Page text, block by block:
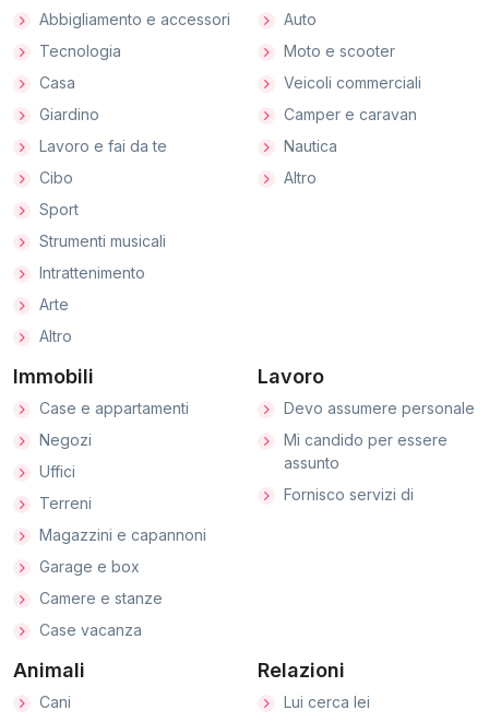
Abbigliamento e accessori
Tecnologia
Casa
Giardino
Lavoro e fai da te
Cibo
Sport
Strumenti musicali
Intrattenimento
Arte
Altro
Auto
Moto e scooter
Veicoli commerciali
Camper e caravan
Nautica
Altro
Immobili
Case e appartamenti
Negozi
Uffici
Terreni
Magazzini e capannoni
Garage e box
Camere e stanze
Case vacanza
Lavoro
Devo assumere personale
Mi candido per essere
assunto
Fornisco servizi di
Animali
Cani
Relazioni
Lui cerca lei